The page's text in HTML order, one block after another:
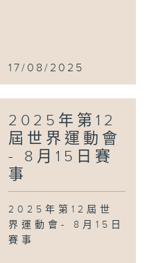
17/08/2025
2025年第12
屆世界運動會
- 8月15日賽
事
2025年第12屆世
界運動會- 8月15日
賽事